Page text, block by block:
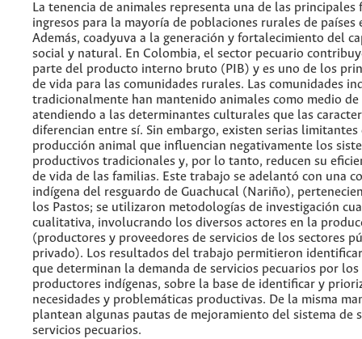
La tenencia de animales representa una de las principales
ingresos para la mayoría de poblaciones rurales de países
Además, coadyuva a la generación y fortalecimiento del
social y natural. En Colombia, el sector pecuario
parte del producto interno bruto (PIB) y es uno de los
de vida para las comunidades rurales. Las comunidades
tradicionalmente han mantenido animales como medio de
atendiendo a las determinantes culturales que las
diferencian entre sí. Sin embargo, existen serias limitantes
producción animal que influencian negativamente los
productivos tradicionales y, por lo tanto, reducen su
de vida de las familias. Este trabajo se adelantó con una
indígena del resguardo de Guachucal (Nariño),
los Pastos; se utilizaron metodologías de investigación
cualitativa, involucrando los diversos actores en la
(productores y proveedores de servicios de los sectores
privado). Los resultados del trabajo permitieron
que determinan la demanda de servicios pecuarios por los
productores indígenas, sobre la base de identificar y
necesidades y problemáticas productivas. De la misma
plantean algunas pautas de mejoramiento del sistema de
servicios pecuarios.